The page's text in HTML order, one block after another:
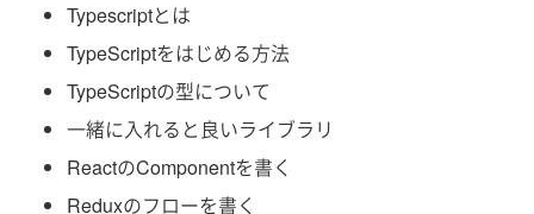
Typescriptとは
TypeScriptをはじめる方法
TypeScriptの型について
一緒に入れると良いライブラリ
ReactのComponentを書く
Reduxのフローを書く